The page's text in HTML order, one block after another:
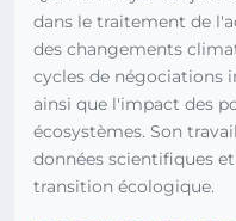
dans le traitement de
des changements
cycles de négociations
ainsi que l'impact des
écosystèmes. Son
données scientifiques
transition écologique.